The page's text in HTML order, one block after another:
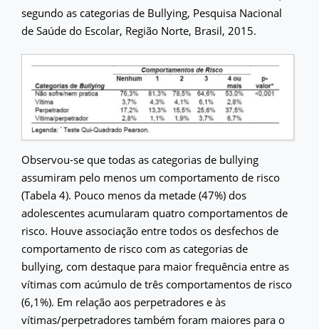
segundo as categorias de Bullying, Pesquisa Nacional
de Saúde do Escolar, Região Norte, Brasil, 2015.
Observou-se que todas as categorias de bullying
assumiram pelo menos um comportamento de risco
(Tabela 4). Pouco menos da metade (47%) dos
adolescentes acumularam quatro comportamentos de
risco. Houve associação entre todos os desfechos de
comportamento de risco com as categorias de
bullying, com destaque para maior frequência entre as
vítimas com acúmulo de três comportamentos de risco
(6,1%). Em relação aos perpetradores e às
vítimas/perpetradores também foram maiores para o